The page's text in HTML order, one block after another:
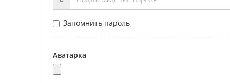
Запомнить пароль
Аватарка